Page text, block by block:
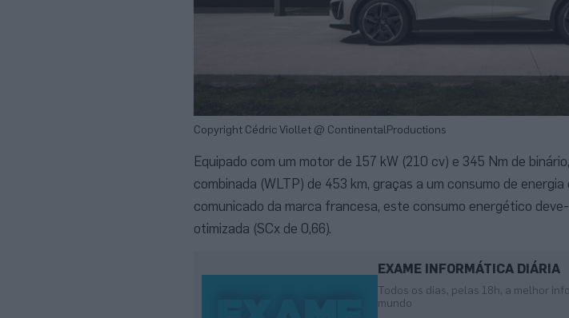
Copyright Cédric Viollet @ ContinentalProductions
Equipado com um motor de 157 kW (210 cv) e 345 Nm de
combinada (WLTP) de 453 km, graças a um consumo de
comunicado da marca francesa, este consumo energético
otimizada (SCx de 0,66).
EXAME INFORMÁTICA DIÁRIA
Todos os dias, pelas 18h, a melhor
mundo